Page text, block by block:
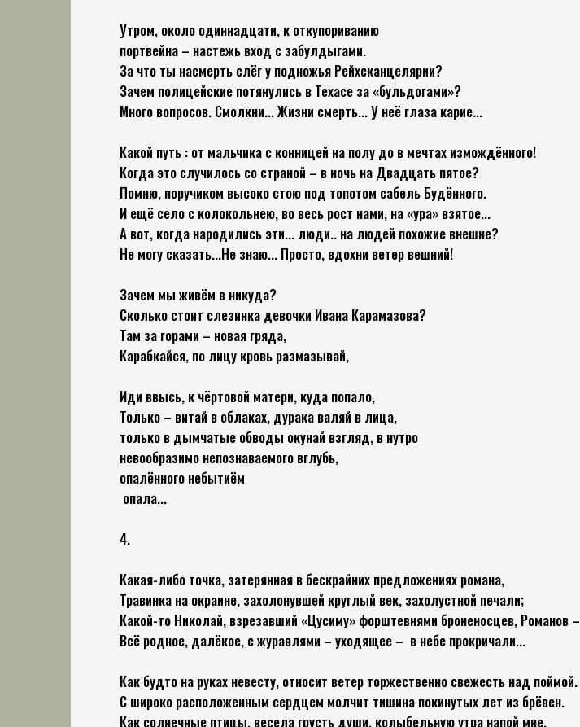
Утром, около одиннадцати, к откупориванию
портвейна – настежь вход с забулдыгами.
За что ты насмерть слёг у подножья Рейхсканцелярии?
Зачем полицейские потянулись в Техасе за «бульдогами»?
Много вопросов. Смолкни... Жизни смерть... У неё глаза карие...
Какой путь : от мальчика с конницей на полу до в мечтах измождённого!
Когда это случилось со страной – в ночь на Двадцать пятое?
Помню, поручиком высоко стою под топотом сабель Будённого.
И ещё село с колокольнею, во весь рост нами, на «ура» взятое...
А вот, когда народились эти... люди.. на людей похожие внешне?
Не могу сказать...Не знаю... Просто, вдохни ветер вешний!
Зачем мы живём в никуда?
Сколько стоит слезинка девочки Ивана Карамазова?
Там за горами – новая гряда,
Карабкайся, по лицу кровь размазывай,
Иди ввысь, к чёртовой матери, куда попало,
Только – витай в облаках, дурака валяй в лица,
только в дымчатые обводы окунай взгляд, в нутро
невообразимо непознаваемого вглубь,
опалённого небытиём
опала...
4.
Какая-либо точка, затерянная в бескрайних предложениях романа,
Травинка на окраине, захолонувшей круглый век, захолустной печали;
Какой-то Николай, взрезавший «Цусиму» форштевнями броненосцев, Романов –
Всё родное, далёкое, с журавлями – уходящее – в небе прокричали...
Как будто на руках невесту, относит ветер торжественно свежесть над поймой.
С широко расположенным сердцем молчит тишина покинутых лет из брёвен.
Как солнечные птицы, весела грусть души, колыбельную утра напой мне,